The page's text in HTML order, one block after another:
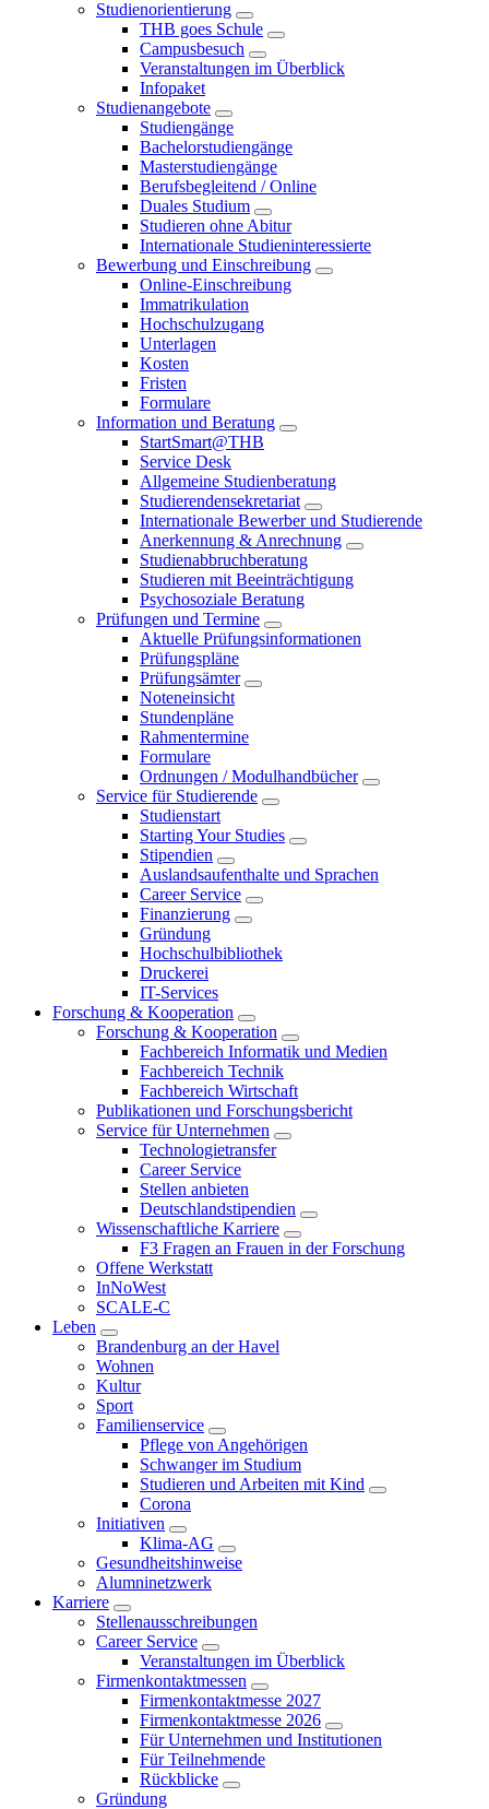
Studienorientierung
THB goes Schule
Campusbesuch
Veranstaltungen im Überblick
Infopaket
Studienangebote
Studiengänge
Bachelorstudiengänge
Masterstudiengänge
Berufsbegleitend / Online
Duales Studium
Studieren ohne Abitur
Internationale Studieninteressierte
Bewerbung und Einschreibung
Online-Einschreibung
Immatrikulation
Hochschulzugang
Unterlagen
Kosten
Fristen
Formulare
Information und Beratung
StartSmart@THB
Service Desk
Allgemeine Studienberatung
Studierendensekretariat
Internationale Bewerber und Studierende
Anerkennung & Anrechnung
Studienabbruchberatung
Studieren mit Beeinträchtigung
Psychosoziale Beratung
Prüfungen und Termine
Aktuelle Prüfungsinformationen
Prüfungspläne
Prüfungsämter
Noteneinsicht
Stundenpläne
Rahmentermine
Formulare
Ordnungen / Modulhandbücher
Service für Studierende
Studienstart
Starting Your Studies
Stipendien
Auslandsaufenthalte und Sprachen
Career Service
Finanzierung
Gründung
Hochschulbibliothek
Druckerei
IT-Services
Forschung & Kooperation
Forschung & Kooperation
Fachbereich Informatik und Medien
Fachbereich Technik
Fachbereich Wirtschaft
Publikationen und Forschungsbericht
Service für Unternehmen
Technologietransfer
Career Service
Stellen anbieten
Deutschlandstipendien
Wissenschaftliche Karriere
F3 Fragen an Frauen in der Forschung
Offene Werkstatt
InNoWest
SCALE-C
Leben
Brandenburg an der Havel
Wohnen
Kultur
Sport
Familienservice
Pflege von Angehörigen
Schwanger im Studium
Studieren und Arbeiten mit Kind
Corona
Initiativen
Klima-AG
Gesundheitshinweise
Alumninetzwerk
Karriere
Stellenausschreibungen
Career Service
Veranstaltungen im Überblick
Firmenkontaktmessen
Firmenkontaktmesse 2027
Firmenkontaktmesse 2026
Für Unternehmen und Institutionen
Für Teilnehmende
Rückblicke
Gründung